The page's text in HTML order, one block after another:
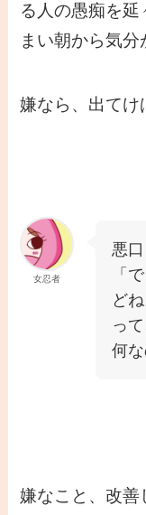
る人の愚痴を延
まい朝から気分
嫌なら、出てけ
女忍者
悪
「
どね
っ
何な
嫌なこと、改善